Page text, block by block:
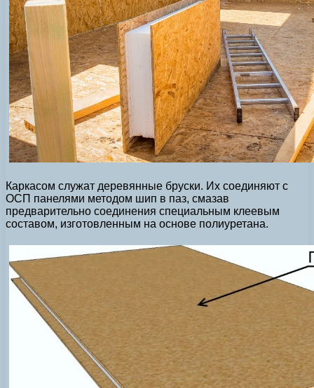
Каркасом служат деревянные бруски. Их соединяют с
ОСП панелями методом шип в паз, смазав
предварительно соединения специальным клеевым
составом, изготовленным на основе полиуретана.